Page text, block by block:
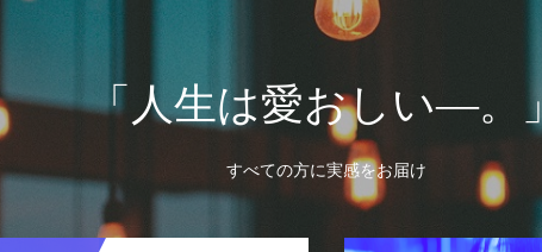
「人生は愛おしい―。」
すべての方に実感をお届け